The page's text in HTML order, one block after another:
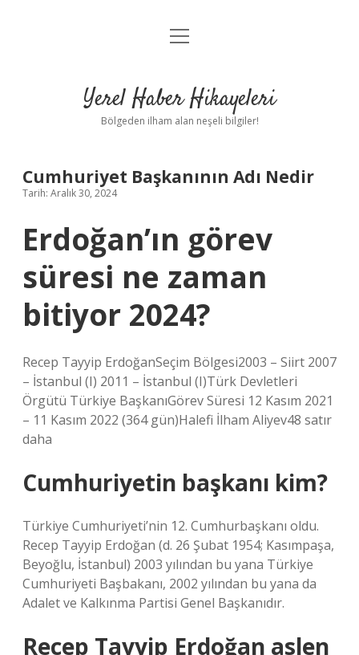
Anasayfa
Yasal Uyarı
menüyü
Yerel Haber Hikayeleri
Bölgeden ilham alan neşeli bilgiler!
Cumhuriyet Başkanının Adı Nedir
Tarih: Aralık 30, 2024
Erdoğan’ın görev
süresi ne zaman
bitiyor 2024?
Recep Tayyip ErdoğanSeçim Bölgesi2003 – Siirt 2007
– İstanbul (I) 2011 – İstanbul (I)Türk Devletleri
Örgütü Türkiye BaşkanıGörev Süresi 12 Kasım 2021
– 11 Kasım 2022 (364 gün)Halefi İlham Aliyev48 satır
daha
Cumhuriyetin başkanı kim?
Türkiye Cumhuriyeti’nin 12. Cumhurbaşkanı oldu.
Recep Tayyip Erdoğan (d. 26 Şubat 1954; Kasımpaşa,
Beyoğlu, İstanbul) 2003 yılından bu yana Türkiye
Cumhuriyeti Başbakanı, 2002 yılından bu yana da
Adalet ve Kalkınma Partisi Genel Başkanıdır.
Recep Tayyip Erdoğan aslen